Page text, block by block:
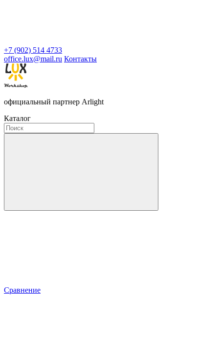
+7 (902) 514 4733
office.lux@mail.ru Контакты
официальный партнер Arlight
Каталог
Сравнение